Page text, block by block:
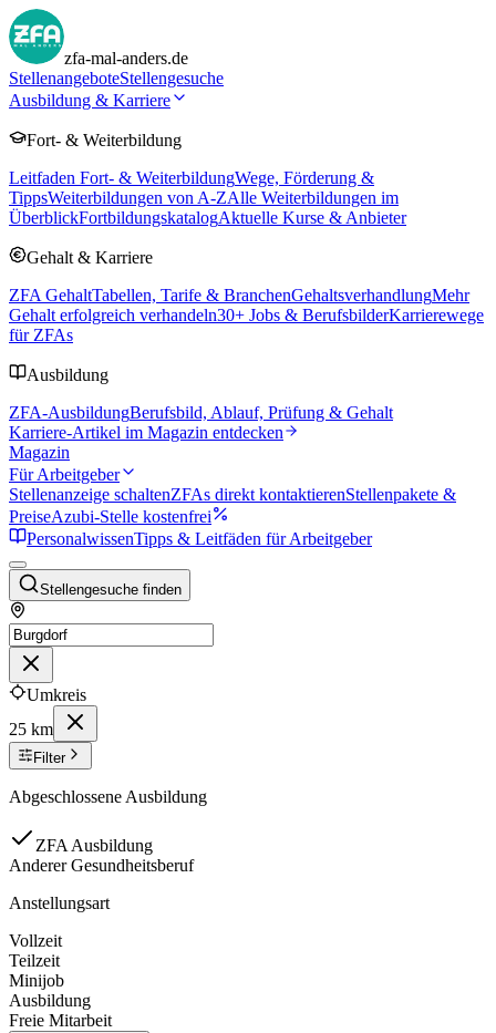
zfa-mal-anders.de
StellenangeboteStellengesuche
Ausbildung & Karriere
Fort- & Weiterbildung
Leitfaden Fort- & WeiterbildungWege, Förderung &
TippsWeiterbildungen von A-ZAlle Weiterbildungen im
ÜberblickFortbildungskatalogAktuelle Kurse & Anbieter
Gehalt & Karriere
ZFA GehaltTabellen, Tarife & BranchenGehaltsverhandlungMehr
Gehalt erfolgreich verhandeln30+ Jobs & BerufsbilderKarrierewege
für ZFAs
Ausbildung
ZFA-AusbildungBerufsbild, Ablauf, Prüfung & Gehalt
Karriere-Artikel im Magazin entdecken
Magazin
Für Arbeitgeber
Stellenanzeige schaltenZFAs direkt kontaktierenStellenpakete &
PreiseAzubi-Stelle kostenfrei
PersonalwissenTipps & Leitfäden für Arbeitgeber
Stellengesuche finden
Umkreis
25 km
Filter
Abgeschlossene Ausbildung
ZFA Ausbildung
Anderer Gesundheitsberuf
Anstellungsart
Vollzeit
Teilzeit
Minijob
Ausbildung
Freie Mitarbeit